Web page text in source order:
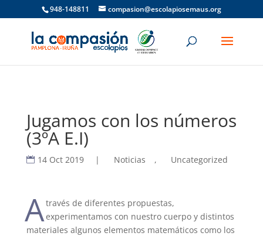
948-148811 compasion@escolapiosemaus.org
Jugamos con los números
(3ºA E.I)
14 Oct 2019 | Noticias , Uncategorized
Através de diferentes propuestas,
experimentamos con nuestro cuerpo y distintos
materiales algunos elementos matemáticos como los